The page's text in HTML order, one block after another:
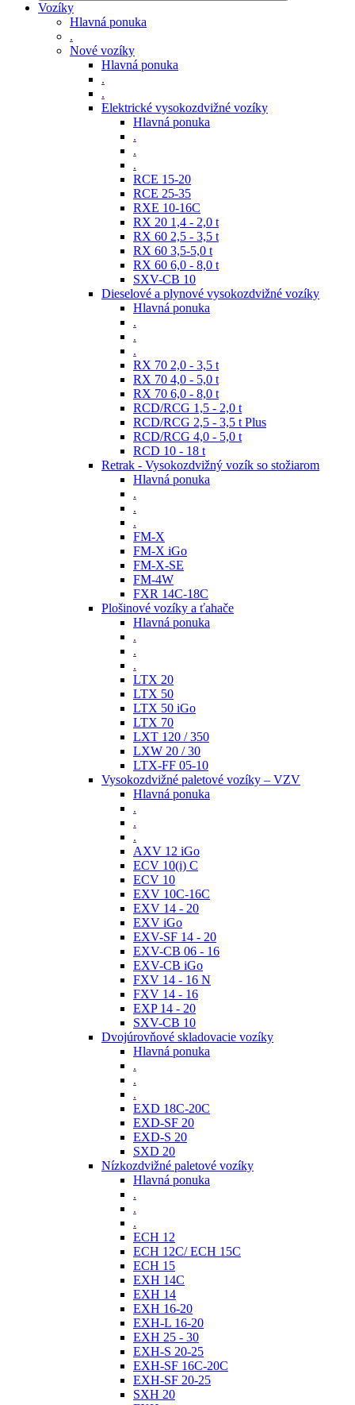
Vozíky
Hlavná ponuka
.
Nové vozíky
Hlavná ponuka
.
.
Elektrické vysokozdvižné vozíky
Hlavná ponuka
.
.
.
RCE 15-20
RCE 25-35
RXE 10-16C
RX 20 1,4 - 2,0 t
RX 60 2,5 - 3,5 t
RX 60 3,5-5,0 t
RX 60 6,0 - 8,0 t
SXV-CB 10
Dieselové a plynové vysokozdvižné vozíky
Hlavná ponuka
.
.
.
RX 70 2,0 - 3,5 t
RX 70 4,0 - 5,0 t
RX 70 6,0 - 8,0 t
RCD/RCG 1,5 - 2,0 t
RCD/RCG 2,5 - 3,5 t Plus
RCD/RCG 4,0 - 5,0 t
RCD 10 - 18 t
Retrak - Vysokozdvižný vozík so stožiarom
Hlavná ponuka
.
.
.
FM-X
FM-X iGo
FM-X-SE
FM-4W
FXR 14C-18C
Plošinové vozíky a ťahače
Hlavná ponuka
.
.
.
LTX 20
LTX 50
LTX 50 iGo
LTX 70
LXT 120 / 350
LXW 20 / 30
LTX-FF 05-10
Vysokozdvižné paletové vozíky – VZV
Hlavná ponuka
.
.
.
AXV 12 iGo
ECV 10(i) C
ECV 10
EXV 10C-16C
EXV 14 - 20
EXV iGo
EXV-SF 14 - 20
EXV-CB 06 - 16
EXV-CB iGo
FXV 14 - 16 N
FXV 14 - 16
EXP 14 - 20
SXV-CB 10
Dvojúrovňové skladovacie vozíky
Hlavná ponuka
.
.
.
EXD 18C-20C
EXD-SF 20
EXD-S 20
SXD 20
Nízkozdvižné paletové vozíky
Hlavná ponuka
.
.
.
ECH 12
ECH 12C/ ECH 15C
ECH 15
EXH 14C
EXH 14
EXH 16-20
EXH-L 16-20
EXH 25 - 30
EXH-S 20-25
EXH-SF 16C-20C
EXH-SF 20-25
SXH 20